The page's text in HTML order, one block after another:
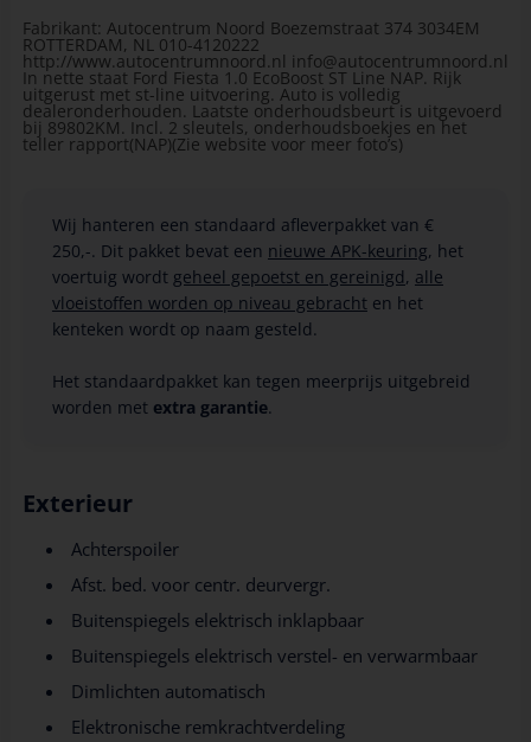
Fabrikant: Autocentrum Noord Boezemstraat 374 3034EM
ROTTERDAM, NL 010-4120222
http://www.autocentrumnoord.nl info@autocentrumnoord.nl
In nette staat Ford Fiesta 1.0 EcoBoost ST Line NAP. Rijk
uitgerust met st-line uitvoering. Auto is volledig
dealeronderhouden. Laatste onderhoudsbeurt is uitgevoerd
bij 89802KM. Incl. 2 sleutels, onderhoudsboekjes en het
teller rapport(NAP)(Zie website voor meer foto’s)
Wij hanteren een standaard afleverpakket van €
250,-. Dit pakket bevat een nieuwe APK-keuring, het
voertuig wordt geheel gepoetst en gereinigd, alle
vloeistoffen worden op niveau gebrachten het
kenteken wordt op naam gesteld.
Het standaardpakket kan tegen meerprijs uitgebreid
worden met extra garantie.
Exterieur
Achterspoiler
Afst. bed. voor centr. deurvergr.
Buitenspiegels elektrisch inklapbaar
Buitenspiegels elektrisch verstel- en verwarmbaar
Dimlichten automatisch
Elektronische remkrachtverdeling